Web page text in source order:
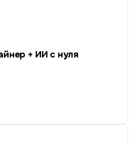
+ ИИ с нуля